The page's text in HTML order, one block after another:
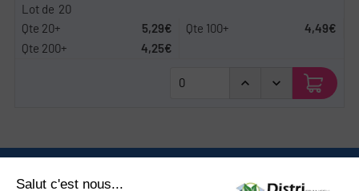
20
5,29€
4,49€
4,25€